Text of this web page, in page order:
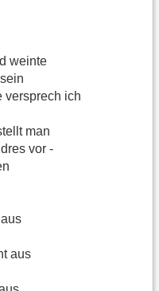
weinte
versprech ich
man
vor -
aus